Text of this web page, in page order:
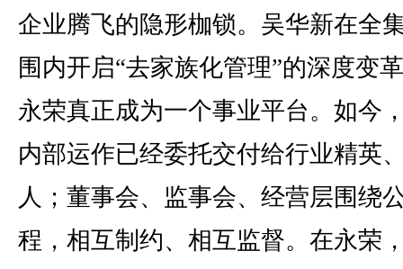
企业腾飞的隐形枷锁。吴华新在全
围内开启“去家族化管理”的深度变
永荣真正成为一个事业平台。如今
内部运作已经委托交付给行业精英
人；董事会、监事会、经营层围绕
程，相互制约、相互监督。在永荣